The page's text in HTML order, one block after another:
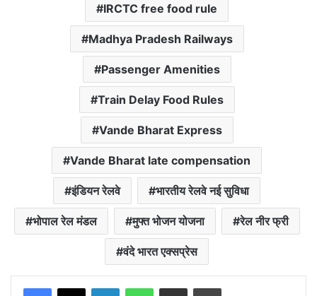
IRCTC free food rule
Madhya Pradesh Railways
Passenger Amenities
Train Delay Food Rules
Vande Bharat Express
Vande Bharat late compensation
इंडियन रेलवे भारतीय रेलवे नई सुविधा
भोपाल रेल मंडल मुफ्त भोजन योजना रेल नीर फ्री
वंदे भारत एक्सप्रेस